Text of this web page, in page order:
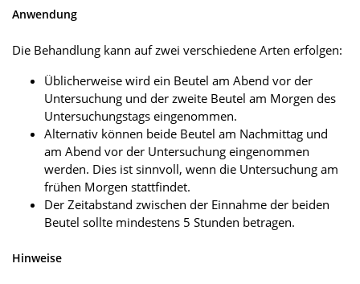
Anwendung
Die Behandlung kann auf zwei verschiedene Arten erfolgen:
Üblicherweise wird ein Beutel am Abend vor der
Untersuchung und der zweite Beutel am Morgen des
Untersuchungstags eingenommen.
Alternativ können beide Beutel am Nachmittag und
am Abend vor der Untersuchung eingenommen
werden. Dies ist sinnvoll, wenn die Untersuchung am
frühen Morgen stattfindet.
Der Zeitabstand zwischen der Einnahme der beiden
Beutel sollte mindestens 5 Stunden betragen.
Hinweise